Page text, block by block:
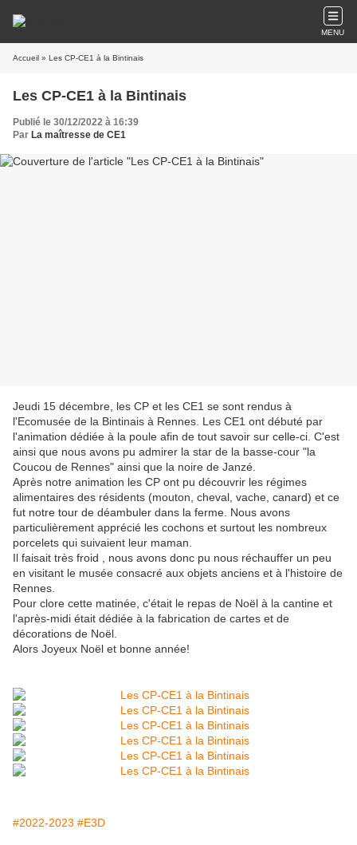
MENU
Accueil » Les CP-CE1 à la Bintinais
Les CP-CE1 à la Bintinais
Publié le 30/12/2022 à 16:39
Par La maîtresse de CE1
Jeudi 15 décembre, les CP et les CE1 se sont rendus à
l'Ecomusée de la Bintinais à Rennes. Les CE1 ont débuté par
l'animation dédiée à la poule afin de tout savoir sur celle-ci. C'est
ainsi que nous avons pu admirer la star de la basse-cour "la
Coucou de Rennes" ainsi que la noire de Janzé.
Après notre animation les CP ont pu découvrir les régimes
alimentaires des résidents (mouton, cheval, vache, canard) et ce
fut notre tour de déambuler dans la ferme. Nous avons
particulièrement apprécié les cochons et surtout les nombreux
porcelets qui suivaient leur maman.
Il faisait très froid , nous avons donc pu nous réchauffer un peu
en visitant le musée consacré aux objets anciens et à l'histoire de
Rennes.
Pour clore cette matinée, c'était le repas de Noël à la cantine et
l'après-midi était dédiée à la fabrication de cartes et de
décorations de Noël.
Alors Joyeux Noël et bonne année!
#2022-2023 #E3D